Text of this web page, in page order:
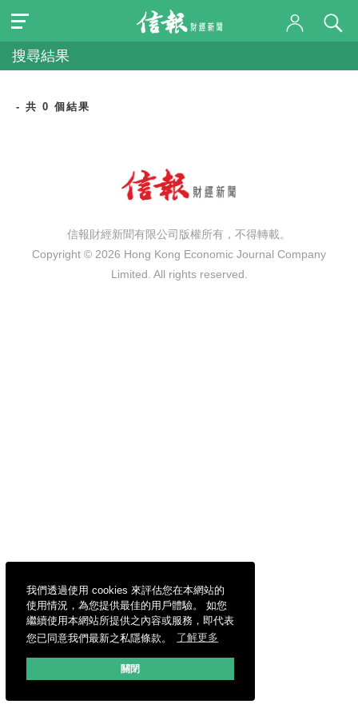
我們透過使用 cookies 來評估您在本網站的
使用情況，為您提供最佳的用戶體驗。 如您
繼續使用本網站所提供之內容或服務，即代表
您已同意我們最新之私隱條款。
了解更多
關閉
搜尋結果
- 共 0 個結果
信報財經新聞有限公司版權所有，不得轉載。
Copyright © 2026 Hong Kong Economic Journal Company
Limited. All rights reserved.